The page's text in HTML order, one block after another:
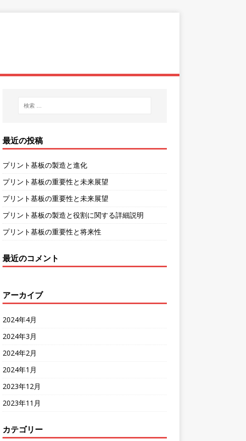
最近の投稿
プリント基板の製造と進化
プリント基板の重要性と未来展望
プリント基板の重要性と未来展望
プリント基板の製造と役割に関する詳細説明
プリント基板の重要性と将来性
最近のコメント
アーカイブ
2024年4月
2024年3月
2024年2月
2024年1月
2023年12月
2023年11月
カテゴリー